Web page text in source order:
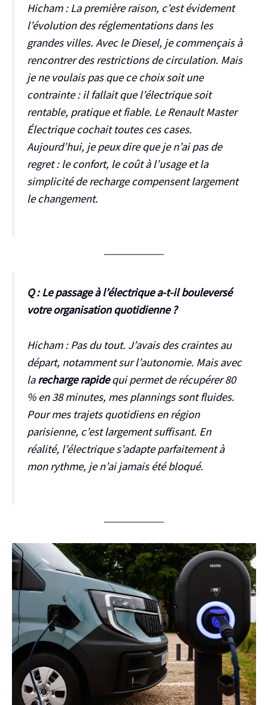
Hicham :La première raison, c’est évidement
l’évolution des réglementations dans les
grandes villes. Avec le Diesel, je commençais à
rencontrer des restrictions de circulation. Mais
je ne voulais pas que ce choix soit une
contrainte : il fallait que l’électrique soit
rentable, pratique et fiable. Le Renault Master
Électrique cochait toutes ces cases.
Aujourd’hui, je peux dire que je n’ai pas de
regret : le confort, le coût à l’usage et la
simplicité de recharge compensent largement
le changement.
Q : Le passage à l’électrique a-t-il bouleversé
votre organisation quotidienne ?
Hicham :Pas du tout. J’avais des craintes au
départ, notamment sur l’autonomie. Mais avec
larecharge rapidequi permet de récupérer 80
% en 38 minutes, mes plannings sont fluides.
Pour mes trajets quotidiens en région
parisienne, c’est largement suffisant. En
réalité, l’électrique s’adapte parfaitement à
mon rythme, je n’ai jamais été bloqué.